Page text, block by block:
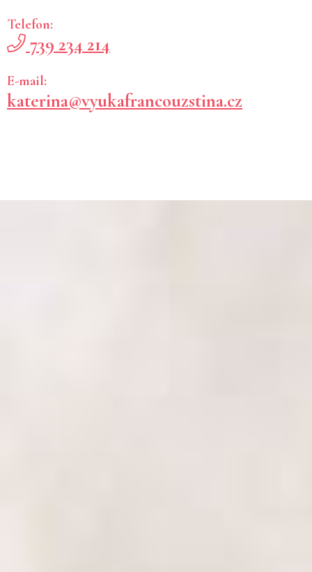
francouzského jazyka, tak jejím komunikačním a
pozitivním přístupem. Lektorka přistupuje ke klientům
se budete vídat i poté, co budete francouzsky umět, jako když
Telefon:
739 234 214
E-mail:
katerina@vyukafrancouzstina.cz